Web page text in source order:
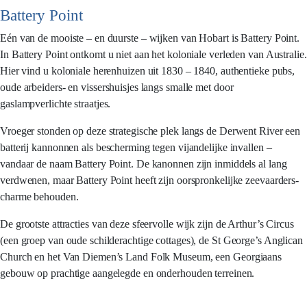
Battery Point
Eén van de mooiste – en duurste – wijken van Hobart is Battery Point.
In Battery Point ontkomt u niet aan het koloniale verleden van Australie.
Hier vind u koloniale herenhuizen uit 1830 – 1840, authentieke pubs,
oude arbeiders- en vissershuisjes langs smalle met door
gaslampverlichte straatjes.
Vroeger stonden op deze strategische plek langs de Derwent River een
batterij kannonnen als bescherming tegen vijandelijke invallen –
vandaar de naam Battery Point. De kanonnen zijn inmiddels al lang
verdwenen, maar Battery Point heeft zijn oorspronkelijke zeevaarders-
charme behouden.
De grootste attracties van deze sfeervolle wijk zijn de Arthur’s Circus
(een groep van oude schilderachtige cottages), de St George’s Anglican
Church en het Van Diemen’s Land Folk Museum, een Georgiaans
gebouw op prachtige aangelegde en onderhouden terreinen.